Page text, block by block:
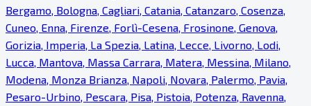
Bergamo, Bologna, Cagliari, Catania, Catanzaro, Cosenza,
Cuneo, Enna, Firenze, Forlì-Cesena, Frosinone, Genova,
Gorizia, Imperia, La Spezia, Latina, Lecce, Livorno, Lodi,
Lucca, Mantova, Massa Carrara, Matera, Messina, Milano,
Modena, Monza Brianza, Napoli, Novara, Palermo, Pavia,
Pesaro-Urbino, Pescara, Pisa, Pistoia, Potenza, Ravenna,